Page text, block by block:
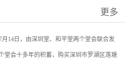
更多
月14日，由深圳堂、和平堂两个堂会联合发
堂会十多年的积蓄，购买深圳市罗湖区莲塘